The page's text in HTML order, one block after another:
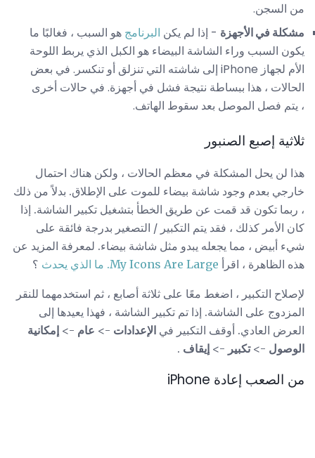
من السجن.
مشكلة في الأجهزة - إذا لم يكن البرنامج هو السبب ، فغالبًا ما
يكون السبب وراء الشاشة البيضاء هو الكبل الذي يربط اللوحة
الأم لجهاز iPhone إلى شاشته التي تنزلق أو تنكسر. في بعض
الحالات ، هذا ببساطة نتيجة فشل في أجهزة. في حالات أخرى
، يتم فصل الموصل بعد سقوط الهاتف.
ثلاثية إصبع الصنبور
هذا لن يحل المشكلة في معظم الحالات ، ولكن هناك احتمال
خارجي بعدم وجود شاشة بيضاء للموت على الإطلاق. بدلاً من ذلك
، ربما تكون قد قمت عن طريق الخطأ بتشغيل تكبير الشاشة. إذا
كان الأمر كذلك ، فقد يتم التكبير / التصغير بدرجة فائقة على
شيء أبيض ، مما يجعله يبدو مثل شاشة بيضاء. لمعرفة المزيد عن
هذه الظاهرة ، اقرأ My Icons Are Large. ما الذي يحدث ؟
لإصلاح التكبير ، اضغط معًا على ثلاثة أصابع ، ثم استخدمهما للنقر
المزدوج على الشاشة. إذا تم تكبير الشاشة ، فهذا يعيدها إلى
العرض العادي. أوقف التكبير في الإعدادات -> عام -> إمكانية
الوصول ->تكبير -> إيقاف .
من الصعب إعادة iPhone